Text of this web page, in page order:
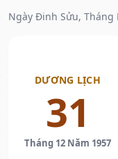
Ngày Đinh Sửu, Tháng
DƯƠNG LỊCH
31
Tháng 12 Năm 1957